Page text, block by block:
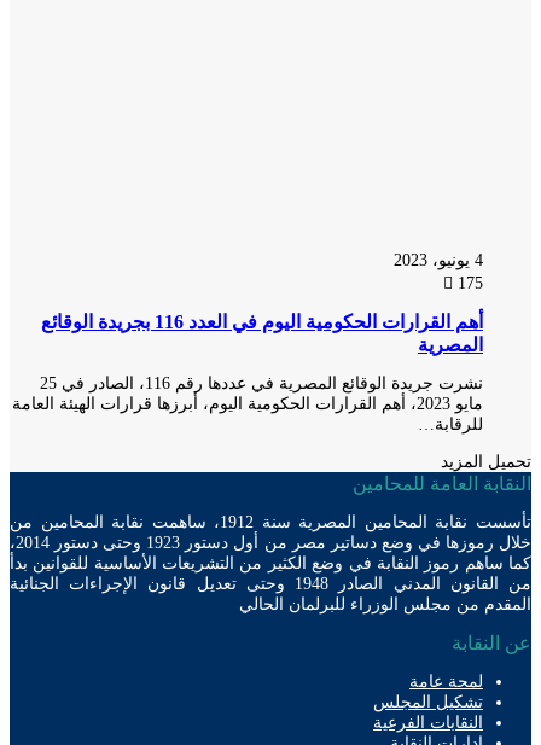
أهم القرارات الحكومية اليوم في العدد 116 بجريدة الوقائع
المصرية
نشرت جريدة الوقائع المصرية في عددها رقم 116، الصادر في 25
مايو 2023، أهم القرارات الحكومية اليوم، أبرزها قرارات الهيئة العامة
للرقابة…
المزيد
العامة للمحامين
تأسست نقابة المحامين المصرية سنة 1912، ساهمت نقابة المحامين من
خلال رموزها في وضع دساتير مصر من أول دستور 1923 وحتى دستور 2014،
رموز النقابة في وضع الكثير من التشريعات الأساسية للقوانين بدأ
من القانون المدني الصادر 1948 وحتى تعديل قانون الإجراءات الجنائية
من مجلس الوزراء للبرلمان الحالي
لمحة عامة
تشكيل المجلس
النقابات الفرعية